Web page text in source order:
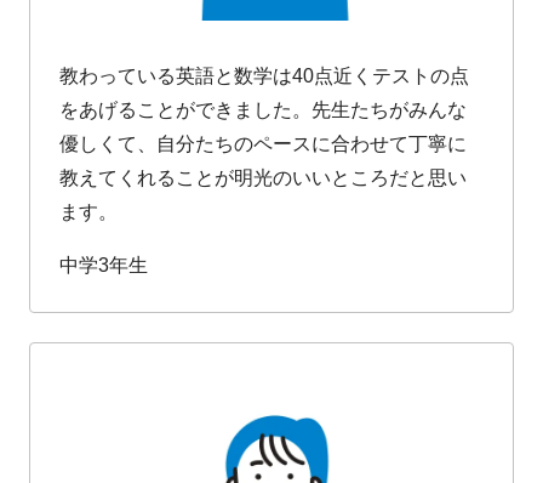
教わっている英語と数学は40点近くテストの点
をあげることができました。先生たちがみんな
優しくて、自分たちのペースに合わせて丁寧に
教えてくれることが明光のいいところだと思い
ます。
中学3年生